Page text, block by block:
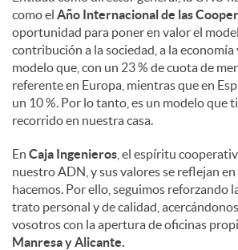
como el Año Internacional de las
oportunidad para poner en valor el
contribución a la sociedad, a la
modelo que, con un 23 % de cuota de
referente en Europa, mientras que en
un 10 %. Por lo tanto, es un modelo que
recorrido en nuestra casa.
En Caja Ingenieros , el espíritu
nuestro ADN, y sus valores se reflejan
hacemos. Por ello, seguimos reforzando
trato personal y de calidad,
vosotros con la apertura de oficinas
Manresa y Alicante.